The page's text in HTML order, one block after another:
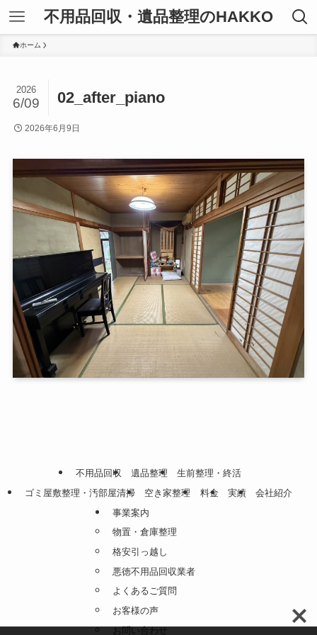
不用品回収・遺品整理のHAKKO
ホーム
02_after_piano
2026
6/09
2026年6月9日
不用品回収 遺品整理
生前整理・終活
ゴミ屋敷整理・汚部屋清掃
空き家整理 料金 実績
会社紹介
事業案内
物置・倉庫整理
格安引っ越し
悪徳不用品回収業者
よくあるご質問
お客様の声
お問い合わせ